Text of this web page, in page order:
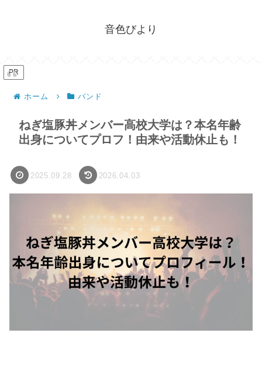
音色びより
PR
ホーム バンド
ねぎ塩豚丼メンバー高校大学は？本名年齢
出身についてプロフ！由来や活動休止も！
2025.09.28 2026.04.03